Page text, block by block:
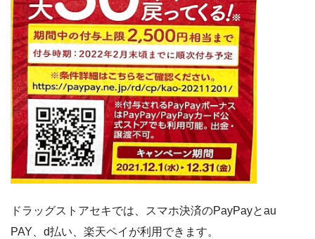
ドラッグストアセキでは、スマホ決済のPayPayとau
PAY、d払い、楽天ペイが利用できます。